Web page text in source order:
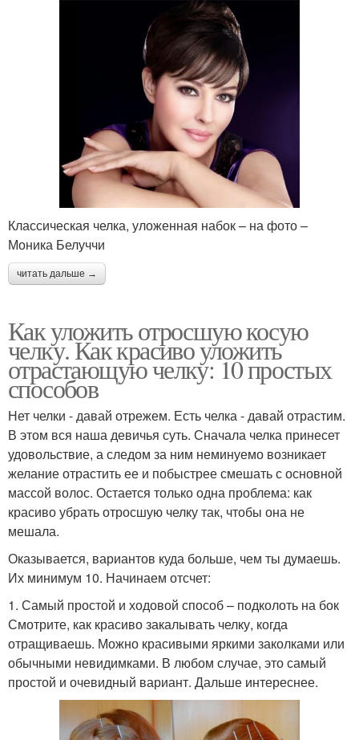
Классическая челка, уложенная набок – на фото –
Моника Белуччи
читать дальше →
Как уложить отросшую косую
челку. Как красиво уложить
отрастающую челку: 10 простых
способов
Нет челки - давай отрежем. Есть челка - давай отрастим.
В этом вся наша девичья суть. Сначала челка принесет
удовольствие, а следом за ним неминуемо возникает
желание отрастить ее и побыстрее смешать с основной
массой волос. Остается только одна проблема: как
красиво убрать отросшую челку так, чтобы она не
мешала.
Оказывается, вариантов куда больше, чем ты думаешь.
Их минимум 10. Начинаем отсчет:
1. Самый простой и ходовой способ – подколоть на бок
Смотрите, как красиво закалывать челку, когда
отращиваешь. Можно красивыми яркими заколками или
обычными невидимками. В любом случае, это самый
простой и очевидный вариант. Дальше интереснее.